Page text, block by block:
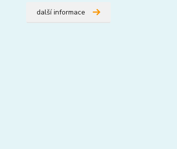
další informace